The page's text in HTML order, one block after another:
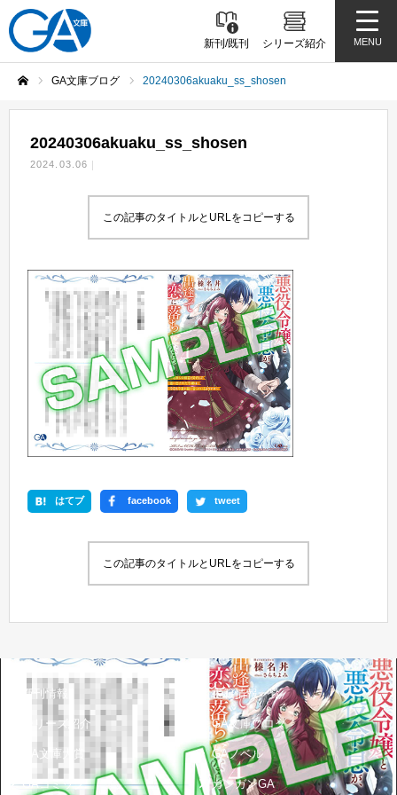
新刊/既刊 シリーズ紹介 MENU
GA文庫ブログ 20240306akuaku_ss_shosen
20240306akuaku_ss_shosen
2024.03.06
この記事のタイトルとURLをコピーする
はてブ facebook tweet
この記事のタイトルとURLをコピーする
新刊情報 書籍情報一覧
シリーズ紹介 GA文庫ブログ
GA文庫大賞 GAノベル
GAコミック ガンガンGA